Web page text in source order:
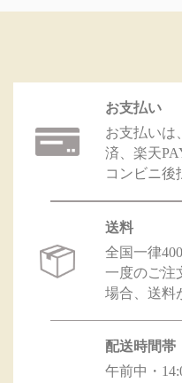
お支払い
お支払いは
済、楽天
コンビニ後
送料
全国一律
一度のご注
場合、送料
配送時間帯
午前中・